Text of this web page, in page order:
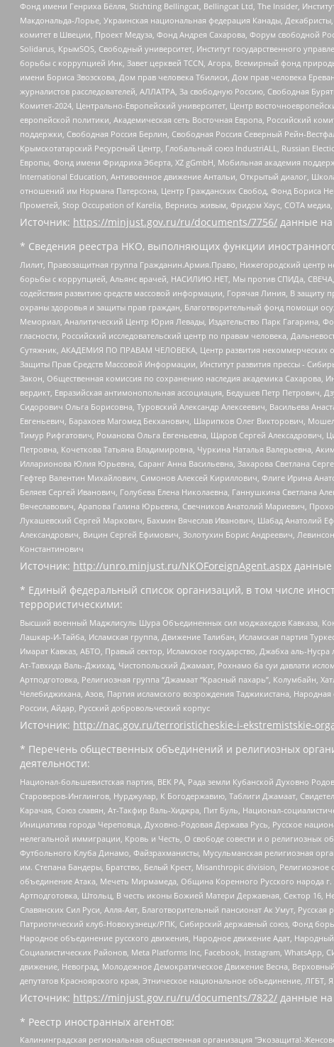
Фонд имени Генриха Бёлля, Stichting Bellingcat, Bellingcat Ltd, The Insider,
Макдональда-Лорье, Украинская национальная федерация Канады,
комитет в Швеции, Проект Медуза, Фонд Андрея Сахарова, Форум свободной
Solidarus, КрымSOS, Свободный университет, Институт государственного
борьбы с коррупцией Инк, Завет церквей TCCN, Агора, Всемирный фонд
имени Бориса Звозскова, Дом прав человека Тбилиси, Дом прав человека
журналистов расследователей, АЛЛАТРА, За свободную Россию, Свободная
Комитет-2024, Центрально-Европейский университет, Центр
европейской политики, Академическая сеть Восточная Европа, Российский
поддержки, Свободная Россия Берлин, Свободная Россия Северный Рейн-
Крымскотатарский Ресурсный Центр, Глобальный союз IndustriALL, Russian
Европы, Фонд имени Фридриха Эберта, XZ gGmbH, Мобильная академия
International Education, Антивоенное движение Антальи, Открытый диалог,
отношений им Нормана Патерсона, Центр Гражданских Свобод, Фонд Бориса
Прометей, Stop Occupation of Karelia, Вернись живым, Фридом Хаус, СОТА
Источник: https://minjust.gov.ru/ru/documents/7756/ данные на
* Сведения реестра НКО, выполняющих функции
Лилит, Правозащитная группа Гражданин.Армия.Право, Нижегородский центр
борьбы с коррупцией, Альянс врачей, НАСИЛИЮ.НЕТ, Мы против СПИДа, СВЕЧА,
содействия развитию средств массовой информации, Горячая Линия, В
охраны здоровья и защиты прав граждан, Благотворительный фонд помощи
Мемориал, Аналитический Центр Юрия Левады, Издательство Парк Гагарина,
гласности, Российский исследовательский центр по правам человека,
Сутяжник, АКАДЕМИЯ ПО ПРАВАМ ЧЕЛОВЕКА, Центр развития некоммерческих
Защиты Прав Средств Массовой Информации, Институт развития прессы -
Закон, Общественная комиссия по сохранению наследия академика
вердикт, Евразийская антимонопольная ассоциация, Бедушев Петр
Сидорович Ольга Борисовна, Туровский Александр Алексеевич, Васильева
Евгеньевич, Барахоев Магомед Бекханович, Шарипков Олег Викторович,
Тимур Рифгатович, Романова Ольга Евгеньевна, Щаров Сергей
Петровна, Кочеткова Татьяна Владимировна, Чуркина Наталья Валерьевна,
Илларионова Юлия Юрьевна, Саранг Анна Васильевна, Захарова Светлана
Гефтер Валентин Михайлович, Симонов Алексей Кириллович, Флиге Ирина
Беляев Сергей Иванович, Голубева Елена Николаевна, Ганнушкина Светлана
Вячеславович, Арапова Галина Юрьевна, Свечников Анатолий Мариевич,
Лукашевский Сергей Маркович, Бахмин Вячеслав Иванович, Шабад Анатолий
Александрович, Вицин Сергей Ефимович, Золотухин Борис Андреевич,
Константинович
Источник: http://unro.minjust.ru/NKOForeignAgent.aspx данные
* Единый федеральный список организаций, в том числе
террористическими:
Высший военный Маджлисуль Шура Объединенных сил моджахедов Кавказа,
Лашкар-И-Тайба, Исламская группа, Движение Талибан, Исламская партия
Имарат Кавказ, АБТО, Правый сектор, Исламское государство, Джабха аль-
Ат-Тавхида Валь-Джихад, Чистопольский Джамаат, Рохнамо ба суи давлати
Артподготовка, Религиозная группа “Джамаат “Красный пахарь”, Колумбайн,
Челебиджихана, Азов, Партия исламского возрождения Таджикистана,
России, Айдар, Русский добровольческий корпус
Источник: http://nac.gov.ru/terroristicheskie-i-ekstremistskie-
* Перечень общественных объединений и религиозных
деятельности:
Национал-большевистская партия, ВЕК РА, Рада земли Кубанской Духовно
Староверов-Инглингов, Нурджулар, К Богодержавию, Таблиги Джамаат,
Карачая, Союз славян, Ат-Такфир Валь-Хиджра, Пит Буль, Национал-
Инициатива города Череповца, Духовно-Родовая Держава Русь, Русское
нелегальной иммиграции, Кровь и Честь, О свободе совести и о религиозных
Футбольного Клуба Динамо, Файзрахманисты, Мусульманская религиозная
им. Степана Бандеры, Братство, Белый Крест, Misanthropic division,
объединение Атака, Мечеть Мирмамеда, Община Коренного Русского народа
Артподготовка, Штольц, В честь иконы Божией Матери Державная, Сектор 16,
Славянских Сил Руси, Алля-Аят, Благотворительный пансионат Ак Умут,
Патриотический клуб-Новокузнецк/РПК, Сибирский державный союз, Фонд
Народное объединение русского движения, Народное движение Адат,
Социалистических Районов, Meta Platforms Inc, Facebook, Instagram,
движение, Невоград, Молодежное Демократическое Движение Весна,
депутатов Красноярского края, Этническое национальное объединение, ЛГБТ,
Источник: https://minjust.gov.ru/ru/documents/7822/ данные на
* Реестр иностранных агентов:
Калининградская региональная общественная организация "Экозащита!-Женсовет", Фонд содействия защите прав и свобод граждан "Общественный вердикт", Фонд "Институт Развития Свободы Информации", Частное учреждение "Информационное агентство МЕМО. РУ", Региональная общественная организация "Общественная комиссия по сохранению наследия академика Сахарова", Фонд поддержки свободы прессы, Санкт-Петербургская общественная правозащитная организация "Гражданский контроль", Межрегиональная общественная организация "Информационно-просветительский центр "Мемориал", Региональный Фонд "Центр Защиты Прав Средств Массовой Информации", с 05.12.2023 Фонд "Центр Защиты Прав Средств массовой информации", Региональная общественная благотворительная организация помощи беженцам и мигрантам "Гражданское содействие", Негосударственное образовательное учреждение дополнительного профессионального образования (повышение квалификации) специалистов "АКАДЕМИЯ ПО ПРАВАМ ЧЕЛОВЕКА", Свердловская региональная общественная организация "Сутяжник", Автономная некоммерческая организация "Центр независимых социологических исследований", Союз общественных объединений "Российский исследовательский центр по правам человека", Региональное общественное учреждение научно-информационный центр "МЕМОРИАЛ", Некоммерческая организация "Фонд защиты гласности", Автономная некоммерческая организация "Институт прав человека", Городская общественная организация "Екатеринбургское общество "МЕМОРИАЛ", Городская общественная организация "Рязанское историко-просветительское и правозащитное общество "Мемориал" (Рязанский Мемориал), Челябинский региональный орган общественной самодеятельности – женское общественное объединение "Женщины Евразии", Челябинский региональный орган общественной самодеятельности "Уральская правозащитная группа", Фонд содействия защите здоровья и социальной справедливости имени Андрея Рылькова, Автономная Некоммерческая Организация "Аналитический Центр Юрия Левады", Автономная некоммерческая организация социальной поддержки населения "Проект Апрель", Региональная общественная организация помощи женщинам и детям, находящимся в кризисной ситуации "Информационно-методический центр "Анна", Фонд содействия развитию массовых коммуникаций и правовому просвещению "Так-так-Так", Фонд содействия устойчивому развитию "Серебряная тайга", Свердловский региональный общественный фонд социальных проектов "Новое время", "Idel.Реалии", Кавказ.Реалии, Крым.Реалии, Телеканал Настоящее Время, Татаро-башкирская служба Радио Свобода (Azatliq Radiosi), Радио Свободная Европа/Радио Свобода (PCE/PC), "Сибирь.Реалии", "Фактограф", Благотворительный фонд помощи осужденным и их семьям, Автономная некоммерческая организация "Институт глобализации и социальных движений", Фонд "В защиту прав заключенных", Частное учреждение "Центр поддержки и содействия развитию средств массовой информации", Пензенский региональный общественный благотворительный фонд "Гражданский союз", "Север.Реалии", Некоммерческая организация Фонд "Правовая инициатива", Общество с ограниченной ответственностью "Радио Свободная Европа/Радио Свобода", Чешское информационное агентство "MEDIUM-ORIENT", Красноярская региональная общественная организация "Мы против СПИДа", Камалягин Денис Николаевич, Маркелов Сергей Евгеньевич, Пономарев Лев Александрович, Савицкая Людмила Алексеевна, Автономная некоммерческая организация "Центр по работе с проблемой